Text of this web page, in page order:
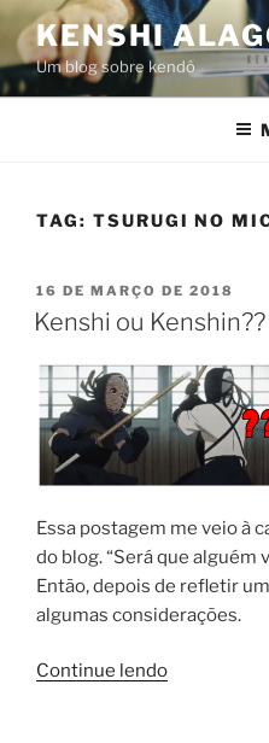
Pular
para
o
conteúdo
KENSHI
Um blog sobre kendô
TAG: TSURUGI NO
PUBLICADO
EM
16 DE MARÇO DE 2018
Kenshi ou Kenshin??
Essa postagem me veio à
do blog. “Será que alguém
Então, depois de refletir
algumas considerações.
Continue lendo“Kenshi